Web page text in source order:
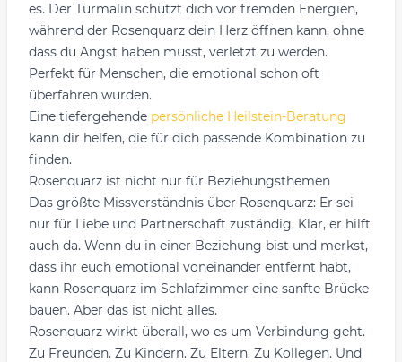
es. Der Turmalin schützt dich vor fremden Energien,
während der Rosenquarz dein Herz öffnen kann, ohne
dass du Angst haben musst, verletzt zu werden.
Perfekt für Menschen, die emotional schon oft
überfahren wurden.
Eine tiefergehende persönliche Heilstein-Beratung
kann dir helfen, die für dich passende Kombination zu
finden.
Rosenquarz ist nicht nur für Beziehungsthemen
Das größte Missverständnis über Rosenquarz: Er sei
nur für Liebe und Partnerschaft zuständig. Klar, er hilft
auch da. Wenn du in einer Beziehung bist und merkst,
dass ihr euch emotional voneinander entfernt habt,
kann Rosenquarz im Schlafzimmer eine sanfte Brücke
bauen. Aber das ist nicht alles.
Rosenquarz wirkt überall, wo es um Verbindung geht.
Zu Freunden. Zu Kindern. Zu Eltern. Zu Kollegen. Und